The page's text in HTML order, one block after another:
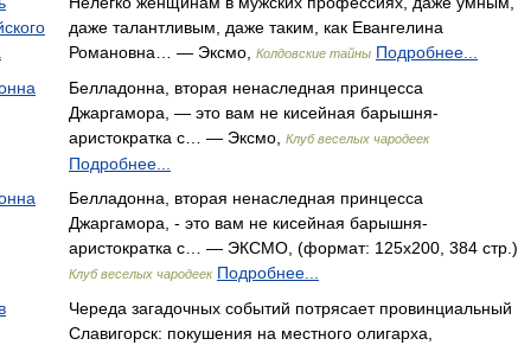
даже талантливым, даже таким, как Евангелина
Романовна… — Эксмо,
Колдовские тайны Подробнее...
Белладонна, вторая ненаследная принцесса
Джаргамора, — это вам не кисейная барышня-
аристократка с… — Эксмо,
Клуб веселых чародеек
Подробнее...
Белладонна, вторая ненаследная принцесса
Джаргамора, - это вам не кисейная барышня-
аристократка с… — ЭКСМО, (формат: 125x200, 384 стр.)
Клуб веселых чародеек Подробнее...
Череда загадочных событий потрясает провинциальный
Славигорск: покушения на местного олигарха,